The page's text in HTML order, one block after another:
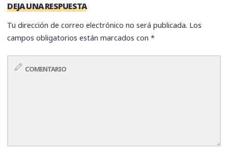
DEJA UNA RESPUESTA
Tu dirección de correo electrónico no será publicada. Los
campos obligatorios están marcados con*